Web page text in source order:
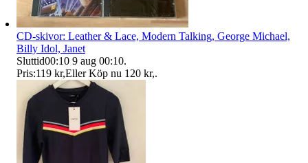
CD-skivor: Leather & Lace, Modern Talking, George Michael,
Billy Idol, Janet
Sluttid00:10 9 aug 00:10.
Pris:119 kr,Eller Köp nu 120 kr,.